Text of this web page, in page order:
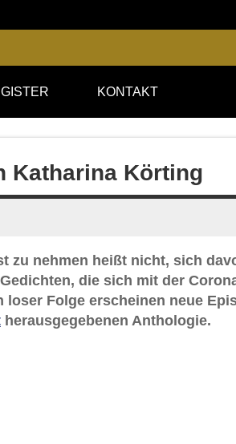
KONTAKT
Katharina Körting
zu nehmen heißt nicht, sich
die sich mit der
Folge erscheinen neue
herausgegebenen Anthologie.